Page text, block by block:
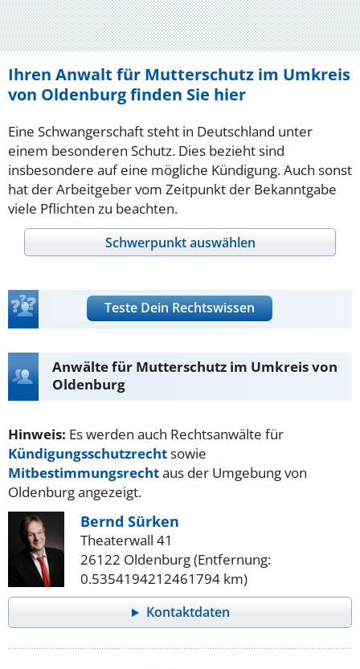
Ihren Anwalt für Mutterschutz im Umkreis
von Oldenburg finden Sie hier
Eine Schwangerschaft steht in Deutschland unter
einem besonderen Schutz. Dies bezieht sind
insbesondere auf eine mögliche Kündigung. Auch sonst
hat der Arbeitgeber vom Zeitpunkt der Bekanntgabe
viele Pflichten zu beachten.
Schwerpunkt auswählen
Teste Dein Rechtswissen
Anwälte für Mutterschutz im Umkreis von
Oldenburg
Hinweis: Es werden auch Rechtsanwälte für
Kündigungsschutzrechtsowie
Mitbestimmungsrechtaus der Umgebung von
Oldenburg angezeigt.
Bernd Sürken
Theaterwall 41
26122 Oldenburg (Entfernung:
0.5354194212461794 km)
Kontaktdaten